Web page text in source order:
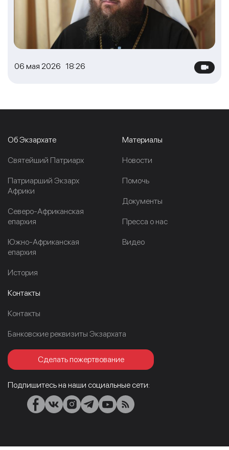
06 мая 2026 18:26
Об Экзархате
Cвятейший Патриарх
Патриарший Экзарх
Африки
Северо-Африканская
епархия
Южно-Африканская
епархия
История
Материалы
Новости
Помочь
Документы
Пресса о нас
Видео
Контакты
Контакты
Банковские реквизиты Экзархата
Сделать пожертвование
Подпишитесь на наши социальные сети: